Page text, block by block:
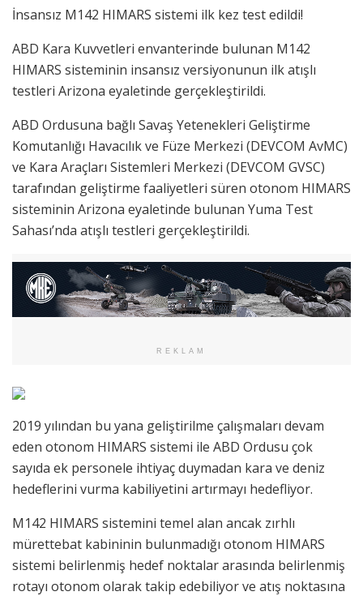
İnsansız M142 HIMARS sistemi ilk kez test edildi!
ABD Kara Kuvvetleri envanterinde bulunan M142
HIMARS sisteminin insansız versiyonunun ilk atışlı
testleri Arizona eyaletinde gerçekleştirildi.
ABD Ordusuna bağlı Savaş Yetenekleri Geliştirme
Komutanlığı Havacılık ve Füze Merkezi (DEVCOM AvMC)
ve Kara Araçları Sistemleri Merkezi (DEVCOM GVSC)
tarafından geliştirme faaliyetleri süren otonom HIMARS
sisteminin Arizona eyaletinde bulunan Yuma Test
Sahası’nda atışlı testleri gerçekleştirildi.
REKLAM
2019 yılından bu yana geliştirilme çalışmaları devam
eden otonom HIMARS sistemi ile ABD Ordusu çok
sayıda ek personele ihtiyaç duymadan kara ve deniz
hedeflerini vurma kabiliyetini artırmayı hedefliyor.
M142 HIMARS sistemini temel alan ancak zırhlı
mürettebat kabininin bulunmadığı otonom HIMARS
sistemi belirlenmiş hedef noktalar arasında belirlenmiş
rotayı otonom olarak takip edebiliyor ve atış noktasına